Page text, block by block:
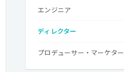
エンジニア
ディレクター
プロデューサー・マーケター